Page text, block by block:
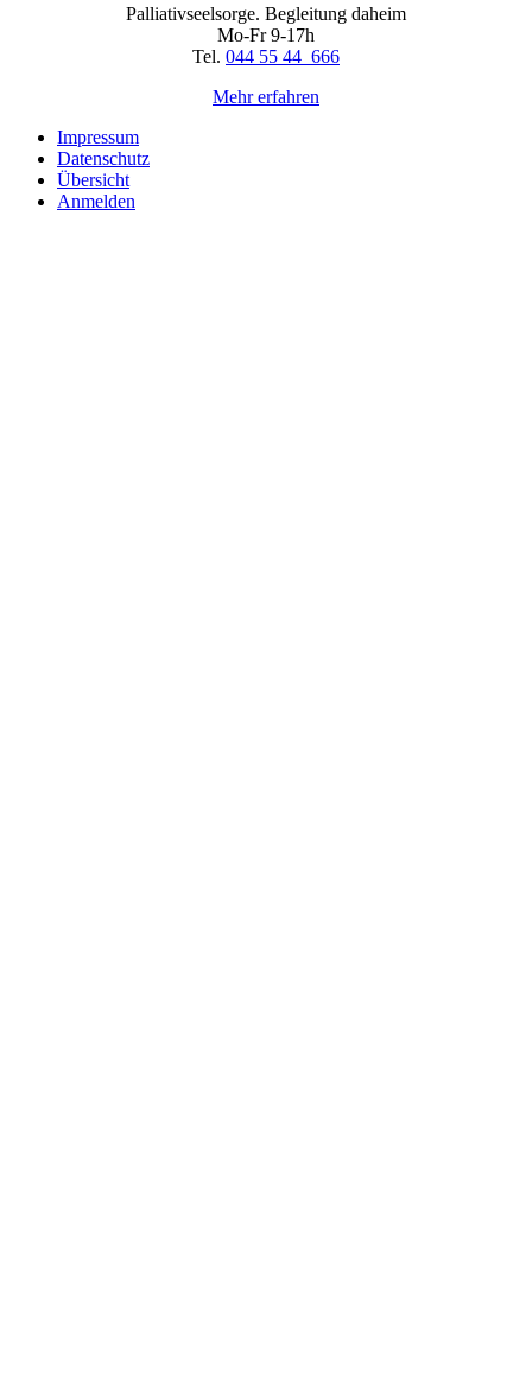
Palliativseelsorge. Begleitung daheim
Mo-Fr 9-17h
Tel. 044 55 44 666
Mehr erfahren
Impressum
Datenschutz
Übersicht
Anmelden